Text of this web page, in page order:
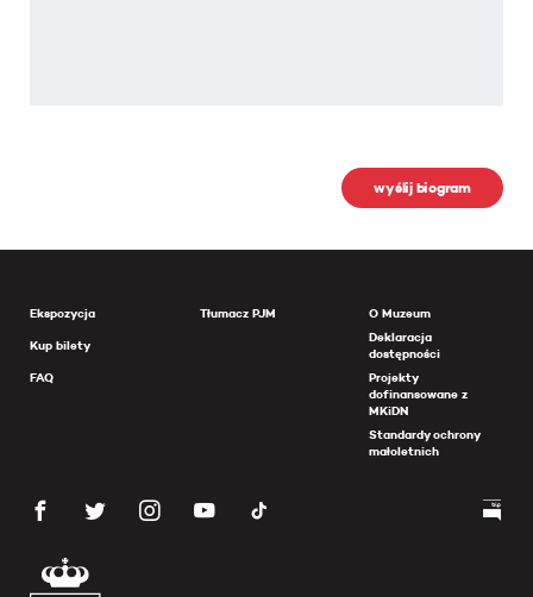
wyślij biogram
Ekspozycja
Kup bilety
FAQ
Tłumacz PJM
O Muzeum
Deklaracja
dostępności
Projekty
dofinansowane z
MKiDN
Standardy ochrony
małoletnich